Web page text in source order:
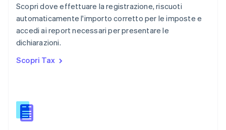
Scopri dove effettuare la registrazione, riscuoti
automaticamente l'importo corretto per le imposte e
accedi ai report necessari per presentare le
dichiarazioni.
Scopri Tax
English
Portogallo
RAS di Hong Kong, Cina
English简体中文
Regno Unito
English
English
Singapore